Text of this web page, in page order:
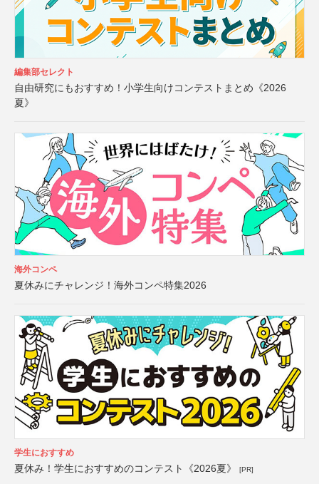
編集部セレクト
自由研究にもおすすめ！小学生向けコンテストまとめ《2026
夏》
海外コンペ
夏休みにチャレンジ！海外コンペ特集2026
学生におすすめ
夏休み！学生におすすめのコンテスト《2026夏》 [PR]